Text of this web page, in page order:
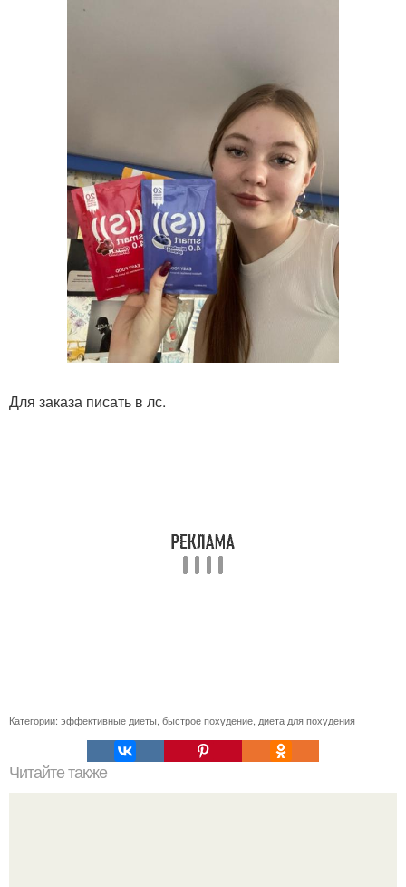
Для заказа писать в лс.
Категории: эффективные диеты быстрое похудение диета для похудения
Читайте также